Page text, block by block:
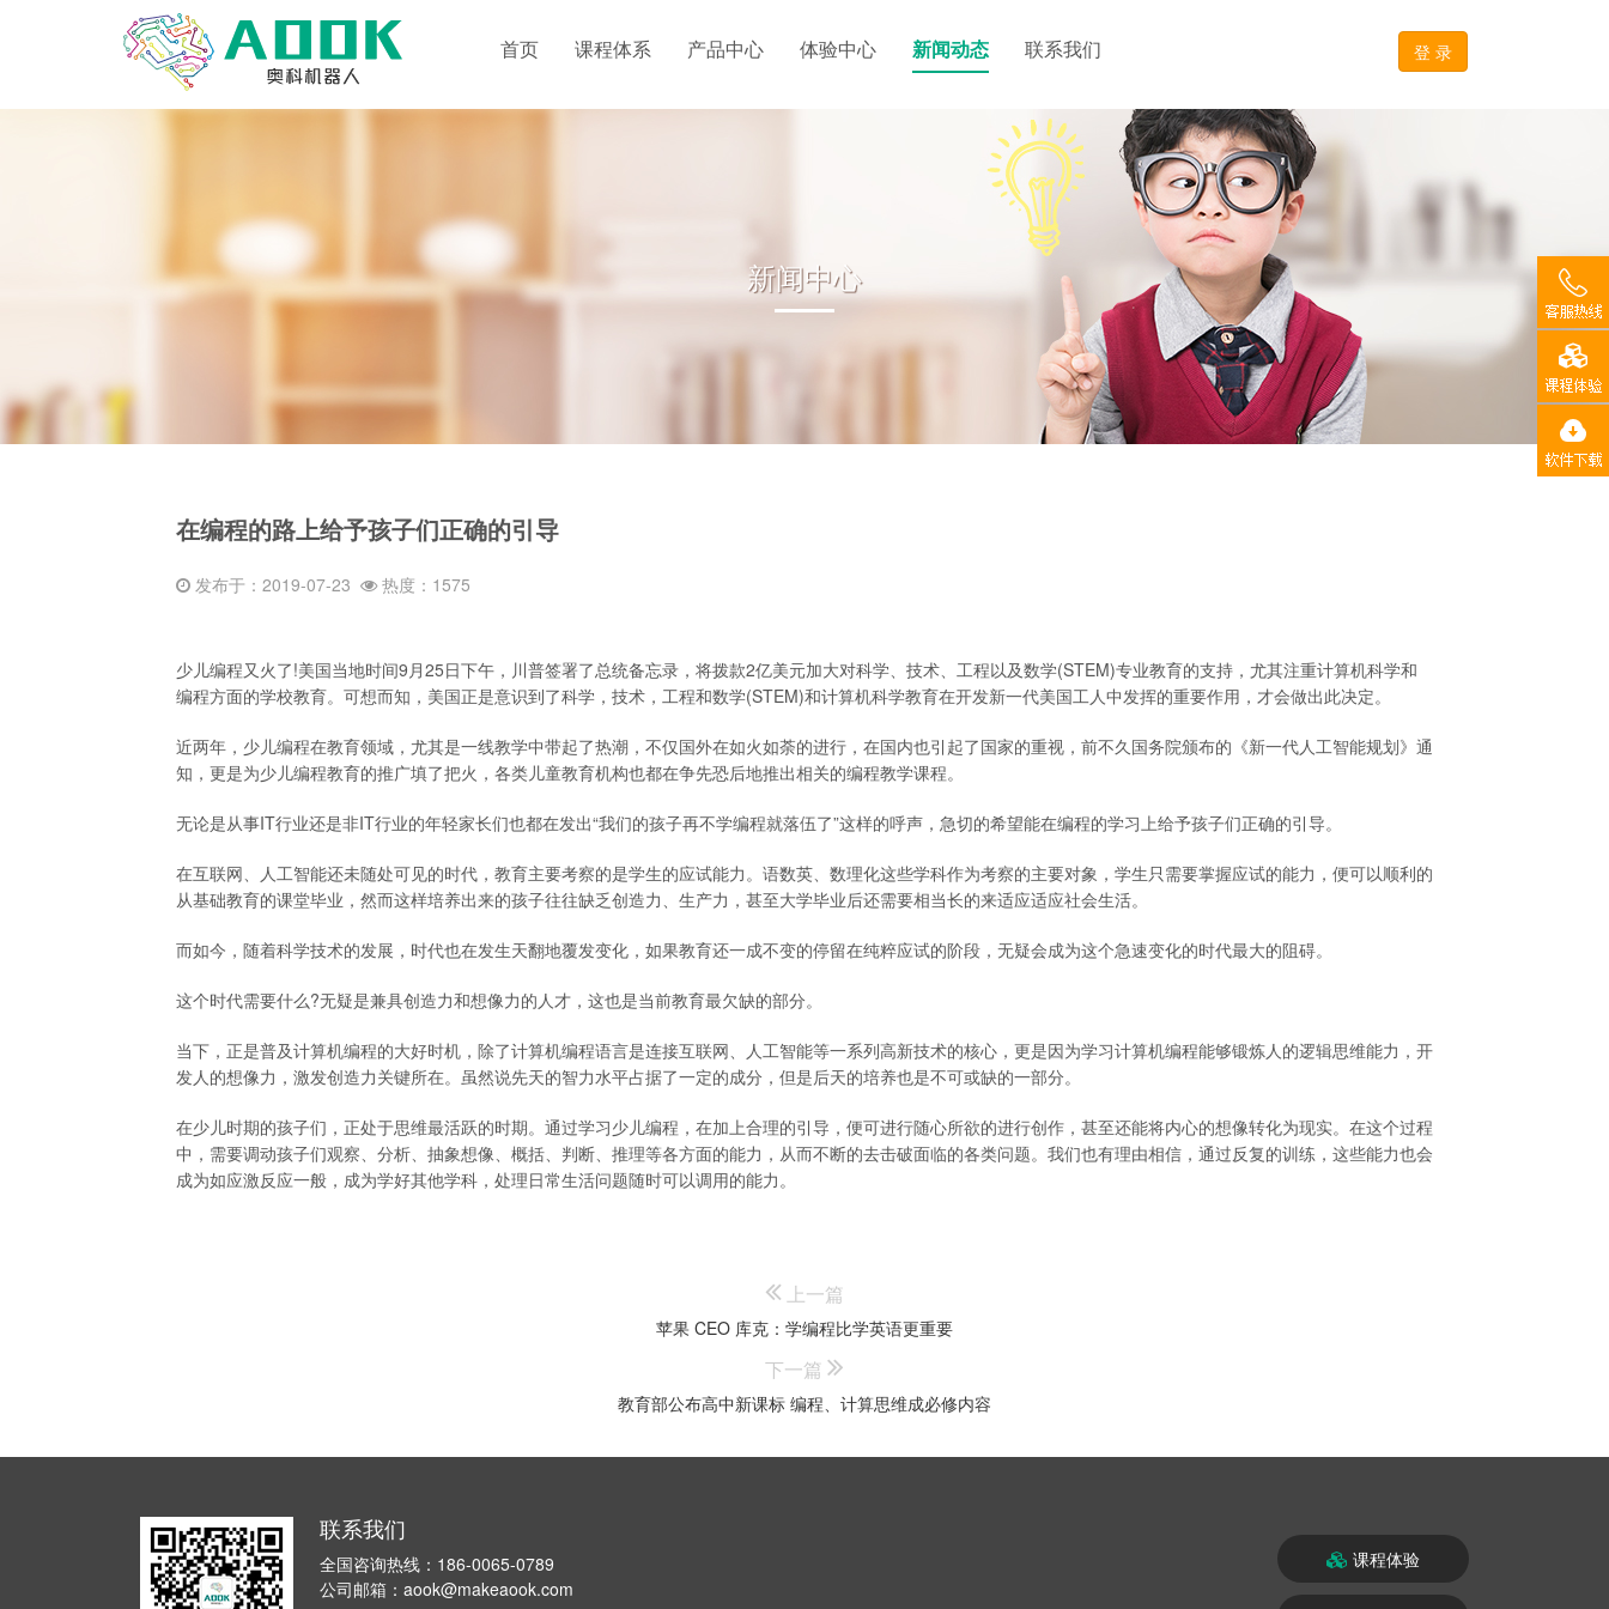
首页 课程体系 产品中心 体验中心 新闻动态 联系我们 登 录
新闻中心
在编程的路上给予孩子们正确的引导
发布于：2019-07-23 热度：1575
少儿编程又火了!美国当地时间9月25日下午，川普签署了总统备忘录，将拨款2亿美元加大对科学、技术、工程以及数学(STEM)专业教育的支持，尤其注重计算机科学和
编程方面的学校教育。可想而知，美国正是意识到了科学，技术，工程和数学(STEM)和计算机科学教育在开发新一代美国工人中发挥的重要作用，才会做出此决定。
近两年，少儿编程在教育领域，尤其是一线教学中带起了热潮，不仅国外在如火如荼的进行，在国内也引起了国家的重视，前不久国务院颁布的《新一代人工智能规划》通
知，更是为少儿编程教育的推广填了把火，各类儿童教育机构也都在争先恐后地推出相关的编程教学课程。
无论是从事IT行业还是非IT行业的年轻家长们也都在发出“我们的孩子再不学编程就落伍了”这样的呼声，急切的希望能在编程的学习上给予孩子们正确的引导。
在互联网、人工智能还未随处可见的时代，教育主要考察的是学生的应试能力。语数英、数理化这些学科作为考察的主要对象，学生只需要掌握应试的能力，便可以顺利的
从基础教育的课堂毕业，然而这样培养出来的孩子往往缺乏创造力、生产力，甚至大学毕业后还需要相当长的来适应适应社会生活。
而如今，随着科学技术的发展，时代也在发生天翻地覆发变化，如果教育还一成不变的停留在纯粹应试的阶段，无疑会成为这个急速变化的时代最大的阻碍。
这个时代需要什么?无疑是兼具创造力和想像力的人才，这也是当前教育最欠缺的部分。
当下，正是普及计算机编程的大好时机，除了计算机编程语言是连接互联网、人工智能等一系列高新技术的核心，更是因为学习计算机编程能够锻炼人的逻辑思维能力，开
发人的想像力，激发创造力关键所在。虽然说先天的智力水平占据了一定的成分，但是后天的培养也是不可或缺的一部分。
在少儿时期的孩子们，正处于思维最活跃的时期。通过学习少儿编程，在加上合理的引导，便可进行随心所欲的进行创作，甚至还能将内心的想像转化为现实。在这个过程
中，需要调动孩子们观察、分析、抽象想像、概括、判断、推理等各方面的能力，从而不断的去击破面临的各类问题。我们也有理由相信，通过反复的训练，这些能力也会
成为如应激反应一般，成为学好其他学科，处理日常生活问题随时可以调用的能力。
上一篇
苹果 CEO 库克：学编程比学英语更重要
下一篇
教育部公布高中新课标 编程、计算思维成必修内容
联系我们
全国咨询热线：186-0065-0789
公司邮箱：aook@makeaook.com
课程体验